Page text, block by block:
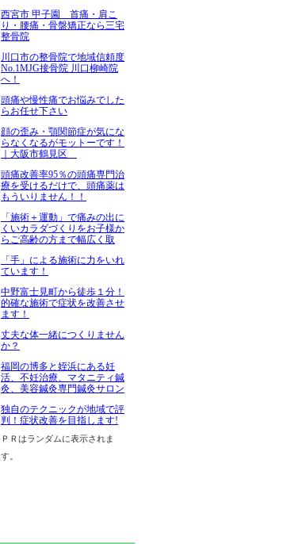
西宮市 甲子園 首痛・肩こ
り・腰痛・骨盤矯正なら三宅
整骨院
川口市の整骨院で地域信頼度
No.1MJG接骨院 川口柳崎院
へ！
頭痛や慢性痛でお悩みでした
らお任せ下さい
顔の歪み・顎関節症が気にな
らなくなるがモットーです！
｜大阪市鶴見区
頭痛改善率95％の頭痛専門治
療を受けるだけで、頭痛薬は
もういりません！！
「施術＋運動」で痛みの出に
くいカラダづくりをお子様か
らご高齢の方まで幅広く取
「手」による施術に力をいれ
ています！
中野富士見町から徒歩１分！
的確な施術で症状を改善させ
ます！
丈夫な体一緒につくりません
か？
福岡の博多と姪浜にある妊
活、不妊治療、マタニティ鍼
灸、美容鍼灸専門鍼灸サロン
独自のテクニックが地域で評
判！症状改善を目指します!
ＰＲはランダムに表示されま
す。